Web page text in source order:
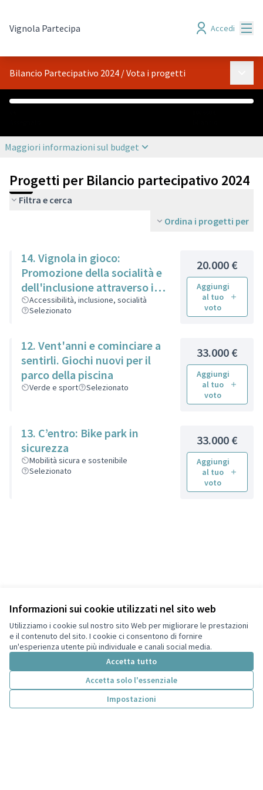
Informazioni sui cookie utilizzati nel sito web
Utilizziamo i cookie sul nostro sito Web per migliorare le prestazioni
e il contenuto del sito. I cookie ci consentono di fornire
un'esperienza utente più individuale e canali social media.
Accetta tutto
Accetta solo l'essenziale
Impostazioni
Vignola Partecipa Accedi
Bilancio Partecipativo 2024 /Vota i progetti
Maggiori informazioni sul budget
Progetti per Bilancio partecipativo 2024
Filtra e cerca
Ordina i progetti per
14. Vignola in gioco:
Promozione della socialità e
dell'inclusione attraverso il
gioco
Accessibilità, inclusione, socialità
Selezionato
20.000 €
Aggiungi
al tuo
voto
12. Vent'anni e cominciare a
sentirli. Giochi nuovi per il
parco della piscina
Verde e sport Selezionato
33.000 €
Aggiungi
al tuo
voto
13. C’entro: Bike park in
sicurezza
Mobilità sicura e sostenibile
Selezionato
33.000 €
Aggiungi
al tuo
voto
Privacy